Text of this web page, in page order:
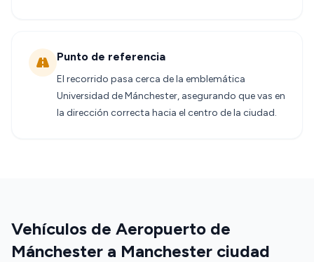
Punto de referencia
El recorrido pasa cerca de la emblemática
Universidad de Mánchester, asegurando que vas en
la dirección correcta hacia el centro de la ciudad.
Vehículos de Aeropuerto de
Mánchester a Manchester ciudad